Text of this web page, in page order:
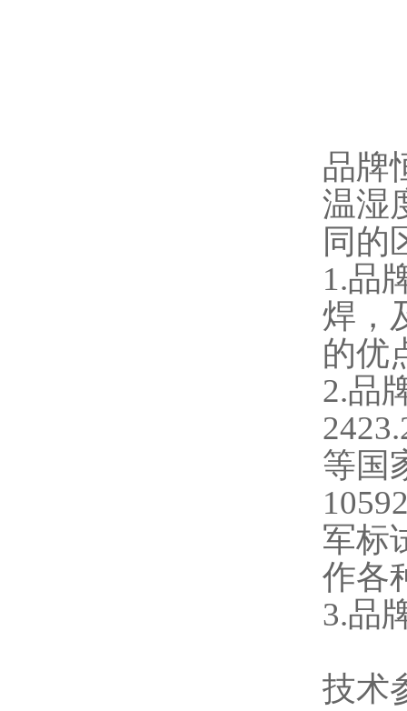
品牌
温湿
同的
1.品
焊，
的优
2.品
等国
军标
作各
3.品
技术